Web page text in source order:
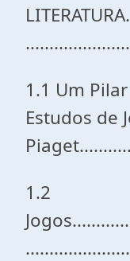
1.1 Um
Estudos de
1.2